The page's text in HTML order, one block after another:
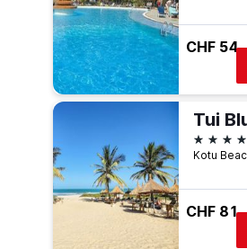
CHF 54
4 Sterne
CHF 81